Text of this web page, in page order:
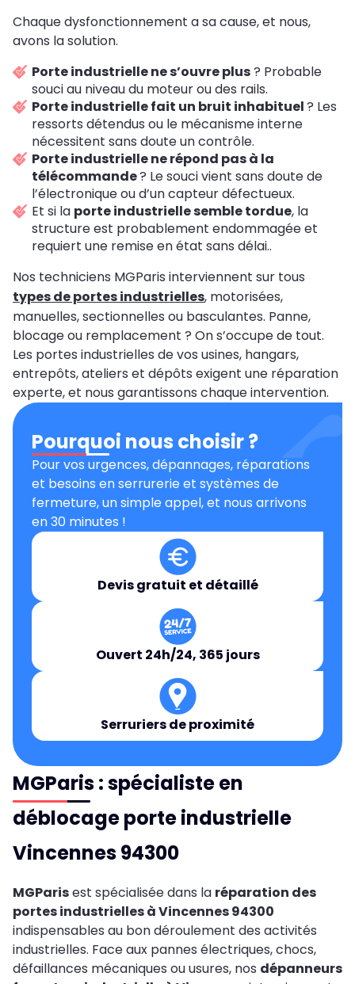
Chaque dysfonctionnement a sa cause, et nous,
avons la solution.
Porte industrielle ne s’ouvre plus? Probable
souci au niveau du moteur ou des rails.
Porte industrielle fait un bruit inhabituel? Les
ressorts détendus ou le mécanisme interne
nécessitent sans doute un contrôle.
Porte industrielle ne répond pas à la
télécommande? Le souci vient sans doute de
l’électronique ou d’un capteur défectueux.
Et si la porte industrielle semble tordue, la
structure est probablement endommagée et
requiert une remise en état sans délai..
Nos techniciens MGParis interviennent sur tous
types de portes industrielles, motorisées,
manuelles, sectionnelles ou basculantes. Panne,
blocage ou remplacement ? On s’occupe de tout.
Les portes industrielles de vos usines, hangars,
entrepôts, ateliers et dépôts exigent une réparation
experte, et nous garantissons chaque intervention.
Pourquoi nous choisir ?
Pour vos urgences, dépannages, réparations
et besoins en serrurerie et systèmes de
fermeture, un simple appel, et nous arrivons
en 30 minutes !
Devis gratuit et détaillé
Ouvert 24h/24, 365 jours
Serruriers de proximité
MGParis : spécialiste en
déblocage porte industrielle
Vincennes 94300
MGParisest spécialisée dans la réparation des
portes industrielles à Vincennes 94300
indispensables au bon déroulement des activités
industrielles. Face aux pannes électriques, chocs,
défaillances mécaniques ou usures, nos dépanneurs